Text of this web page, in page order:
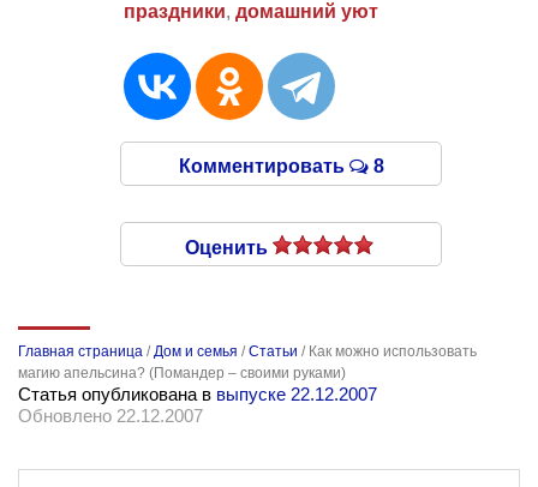
праздники, домашний уют
Комментировать 8
Оценить
Главная страница /Дом и семья /Статьи / Как можно использовать
магию апельсина? (Помандер – своими руками)
Статья опубликована в выпуске 22.12.2007
Обновлено 22.12.2007